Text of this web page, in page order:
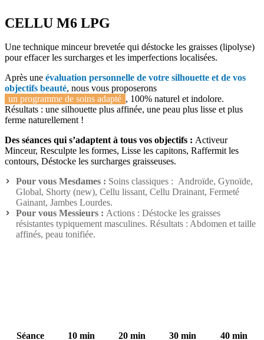
CELLU M6 LPG
Une technique minceur brevetée qui déstocke les graisses (lipolyse)
pour effacer les surcharges et les imperfections localisées.
Après une évaluation personnelle de votre silhouette et de vos
objectifs beauté, nous vous proposerons
un programme de soins adapté , 100% naturel et indolore.
Résultats : une silhouette plus affinée, une peau plus lisse et plus
ferme naturellement !
Des séances qui s’adaptent à tous vos objectifs : Activeur
Minceur, Resculpte les formes, Lisse les capitons, Raffermit les
contours, Déstocke les surcharges graisseuses.
Pour vous Mesdames : Soins classiques : Androïde, Gynoïde,
Global, Shorty (new), Cellu lissant, Cellu Drainant, Fermeté
Gainant, Jambes Lourdes.
Pour vous Messieurs : Actions : Déstocke les graisses
résistantes typiquement masculines. Résultats : Abdomen et taille
affinés, peau tonifiée.
Séance 10 min 20 min 30 min 40 min